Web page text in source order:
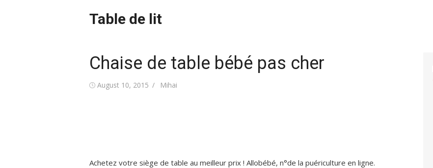
Table de lit
Chaise de table bébé pas cher
Posted
August 10, 2015 Author
Mihai
Achetez votre siège de table au meilleur prix ! Allobébé, n°de la puériculture en ligne.